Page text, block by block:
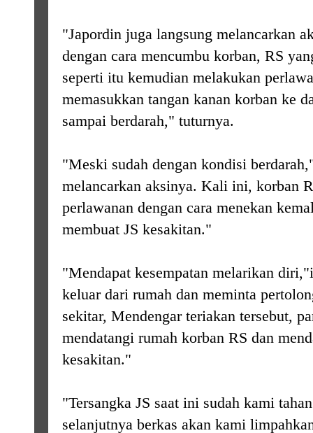
"Japordin juga langsung melancarkan
dengan cara mencumbu korban, RS
seperti itu kemudian melakukan
memasukkan tangan kanan korban ke
sampai berdarah," tuturnya.
"Meski sudah dengan kondisi
melancarkan aksinya. Kali ini, korban
perlawanan dengan cara menekan
membuat JS kesakitan."
"Mendapat kesempatan melarikan
keluar dari rumah dan meminta
sekitar, Mendengar teriakan tersebut,
mendatangi rumah korban RS dan
kesakitan."
"Tersangka JS saat ini sudah kami
selanjutnya berkas akan kami